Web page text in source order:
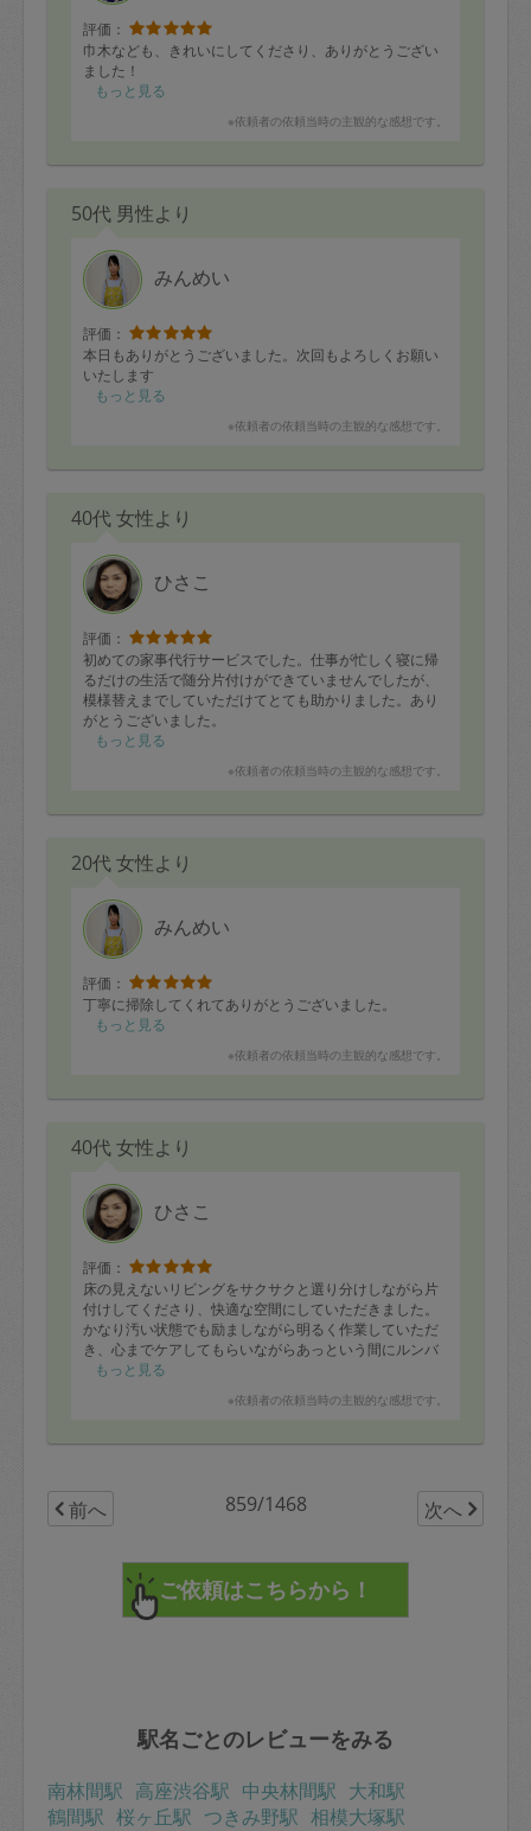
評価：
巾木なども、きれいにしてくださり、ありがとうござい
ました！
もっと見る
※依頼者の依頼当時の主観的な感想です。
50代 男性より
みんめい
評価：
本日もありがとうございました。次回もよろしくお願い
いたします
もっと見る
※依頼者の依頼当時の主観的な感想です。
40代 女性より
ひさこ
評価：
初めての家事代行サービスでした。仕事が忙しく寝に帰
るだけの生活で随分片付けができていませんでしたが、
模様替えまでしていただけてとても助かりました。あり
がとうございました。
もっと見る
※依頼者の依頼当時の主観的な感想です。
20代 女性より
みんめい
評価：
丁寧に掃除してくれてありがとうございました。
もっと見る
※依頼者の依頼当時の主観的な感想です。
40代 女性より
ひさこ
評価：
床の見えないリビングをサクサクと選り分けしながら片
付けしてくださり、快適な空間にしていただきました。
かなり汚い状態でも励ましながら明るく作業していただ
き、心までケアしてもらいながらあっという間にルンバ
を作動できる環境にしていただきました！色々全力で作
もっと見る
※依頼者の依頼当時の主観的な感想です。
前へ 859/1468 次へ
駅名ごとのレビューをみる
南林間駅 高座渋谷駅 中央林間駅 大和駅
鶴間駅 桜ヶ丘駅 つきみ野駅 相模大塚駅